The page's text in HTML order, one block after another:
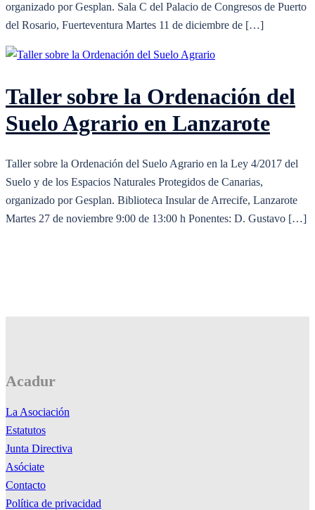
organizado por Gesplan. Sala C del Palacio de Congresos de Puerto
del Rosario, Fuerteventura Martes 11 de diciembre de […]
Taller sobre la Ordenación del
Suelo Agrario en Lanzarote
Taller sobre la Ordenación del Suelo Agrario en la Ley 4/2017 del
Suelo y de los Espacios Naturales Protegidos de Canarias,
organizado por Gesplan. Biblioteca Insular de Arrecife, Lanzarote
Martes 27 de noviembre 9:00 de 13:00 h Ponentes: D. Gustavo […]
Acadur
La Asociación
Estatutos
Junta Directiva
Asóciate
Contacto
Política de privacidad